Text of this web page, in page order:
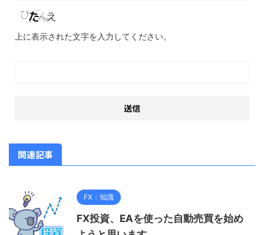
上に表示された文字を入力してください。
関連記事
FX：知識
FX投資、EAを使った自動売買を始め